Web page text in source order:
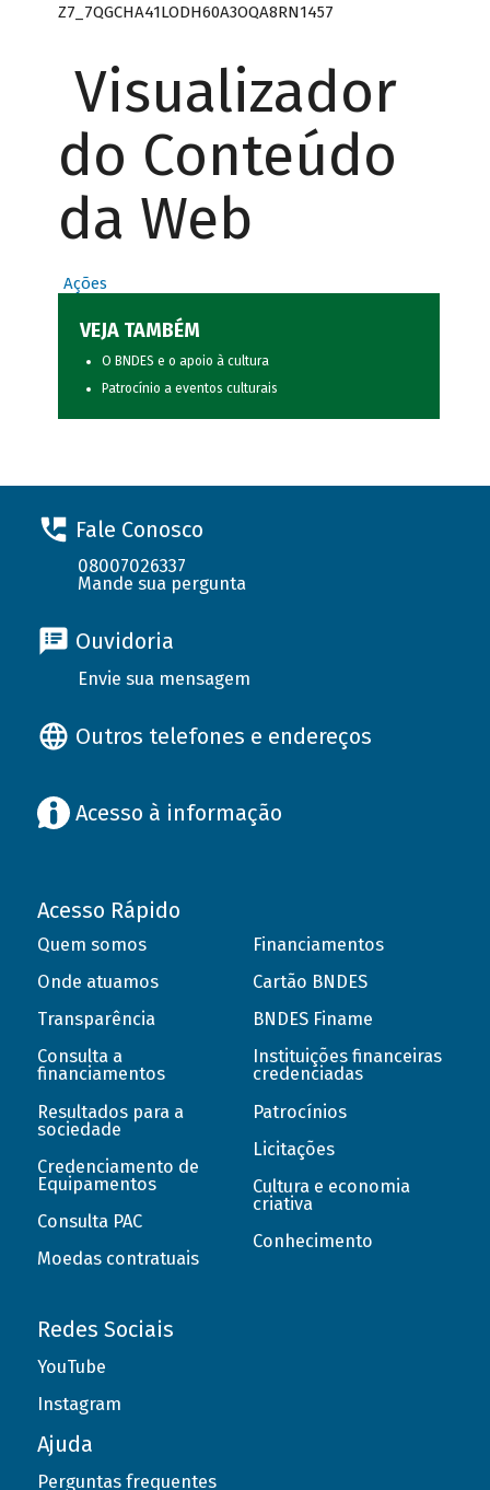
Z7_7QGCHA41LODH60A3OQA8RN1457
Visualizador
do Conteúdo
da Web
Ações
VEJA TAMBÉM
O BNDES e o apoio à cultura
Patrocínio a eventos culturais
Fale Conosco
08007026337
Mande sua pergunta
Ouvidoria
Envie sua mensagem
Outros telefones e endereços
Acesso à informação
Acesso Rápido
Quem somos
Onde atuamos
Transparência
Consulta a
financiamentos
Resultados para a
sociedade
Credenciamento de
Equipamentos
Consulta PAC
Moedas contratuais
Financiamentos
Cartão BNDES
BNDES Finame
Instituições financeiras
credenciadas
Patrocínios
Licitações
Cultura e economia
criativa
Conhecimento
Redes Sociais
YouTube
Instagram
Ajuda
Perguntas frequentes